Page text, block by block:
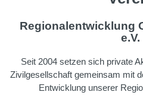
Regionalentwicklung
e.V.
Seit 2004 setzen sich private
Zivilgesellschaft gemeinsam mit
Entwicklung unserer